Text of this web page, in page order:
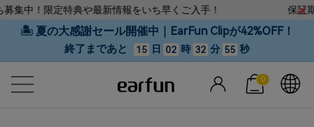
集中！限定特典や最新情報をいち早くご入手！ 保証
🏝 夏の大感謝セール開催中｜EarFun Clipが42%OFF！
終了まであと 15 日 02 時 32 分 55 秒
0